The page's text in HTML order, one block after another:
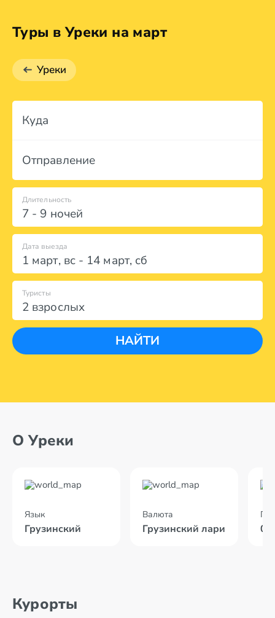
Туры в Уреки на март
Уреки
Куда
Отправление
7 - 9 ночей
Длительность
Дата выезда
1 март, вс- 14 март, сб
2 взрослых
Туристы
НАЙТИ
О Уреки
Язык
Грузинский
Валюта
Грузинский лари
Курорты